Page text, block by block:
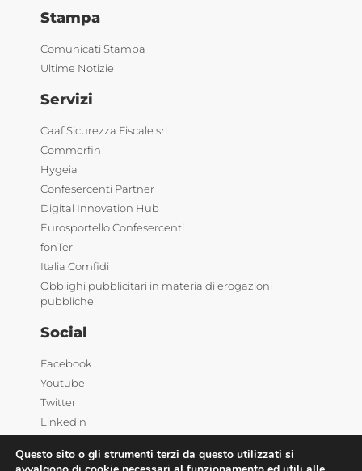
Stampa
Comunicati Stampa
Ultime Notizie
Servizi
Caaf Sicurezza Fiscale srl
Commerfin
Hygeia
Confesercenti Partner
Digital Innovation Hub
Eurosportello Confesercenti
fonTer
Italia Comfidi
Obblighi pubblicitari in materia di erogazioni
pubbliche
Social
Facebook
Youtube
Twitter
Linkedin
Questo sito o gli strumenti terzi da questo utilizzati si